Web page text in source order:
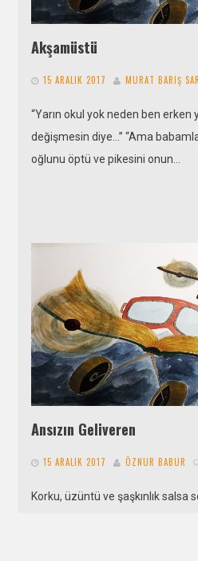
Akşamüstü
15 ARALIK 2017 MURAT BARIŞ
“Yarın okul yok neden ben erken
değişmesin diye…” “Ama
oğlunu öptü ve pikesini onun…
Ansızın Geliveren
15 ARALIK 2017 ÖZNUR BABUR
Korku, üzüntü ve şaşkınlık salsa